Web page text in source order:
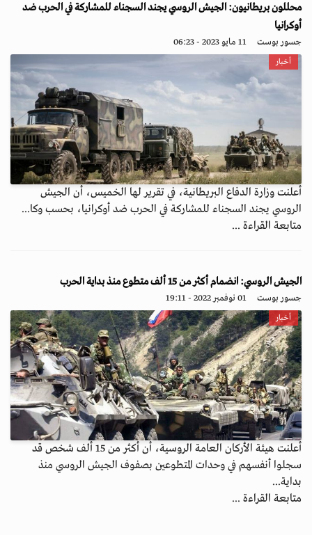
محللون بريطانيون: الجيش الروسي يجند السجناء للمشاركة في الحرب ضد
أوكرانيا
جسور بوست 11 مايو 2023 - 06:23
أخبار
أعلنت وزارة الدفاع البريطانية، في تقرير لها الخميس، أن الجيش
الروسي يجند السجناء للمشاركة في الحرب ضد أوكرانيا، بحسب وكا...
متابعة القراءة ...
الجيش الروسي: انضمام أكثر من 15 ألف متطوع منذ بداية الحرب
جسور بوست 01 نوفمبر 2022 - 19:11
أخبار
أعلنت هيئة الأركان العامة الروسية، أن أكثر من 15 ألف شخص قد
سجلوا أنفسهم في وحدات المتطوعين بصفوف الجيش الروسي منذ
بداية...
متابعة القراءة ...